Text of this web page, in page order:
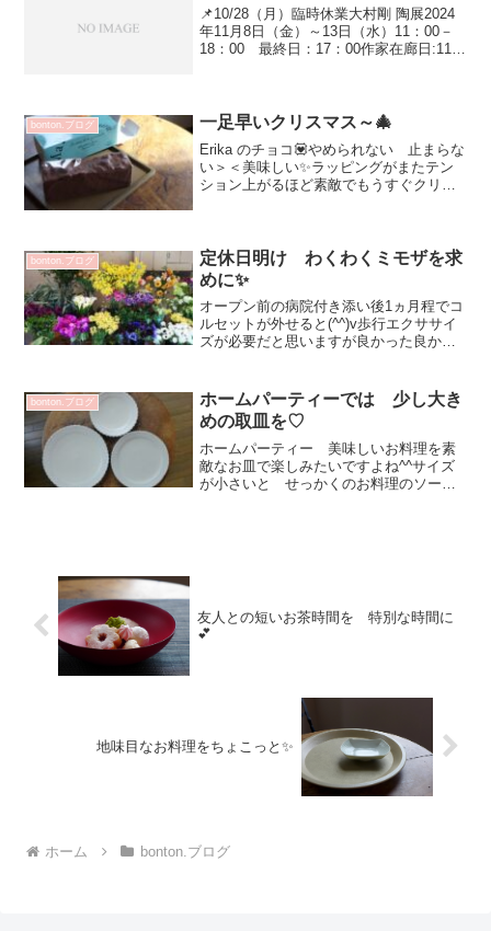
📌10/28（月）臨時休業大村剛 陶展2024
年11月8日（金）～13日（水）11：00－
18：00 最終日：17：00作家在廊日:11月
bonton.ブログ 一足早いクリスマス～🎄
Erika のチョコ💟やめられない 止まらな
い＞＜美味しい✨ラッピングがまたテン
ション上がるほど素敵でもうすぐクリス
ん いつも美味...
bonton.ブログ
定休日明け わくわくミモザを求
めに✨
オープン前の病院付き添い後1ヵ月程でコ
ルセットが外せると(^^)v歩行エクササイ
ズが必要だと思いますが良かった良かっ
ていてワクワクでフラワーショップへ✨
ウキウキしますね...
bonton.ブログ
ホームパーティーでは 少し大き
めの取皿を♡
ホームパーティー 美味しいお料理を素
敵なお皿で楽しみたいですよね^^サイズ
が小さいと せっかくのお料理のソース
友人との短いお茶時間を 特別な時間に
💕
地味目なお料理をちょこっと✨
ホーム bonton.ブログ